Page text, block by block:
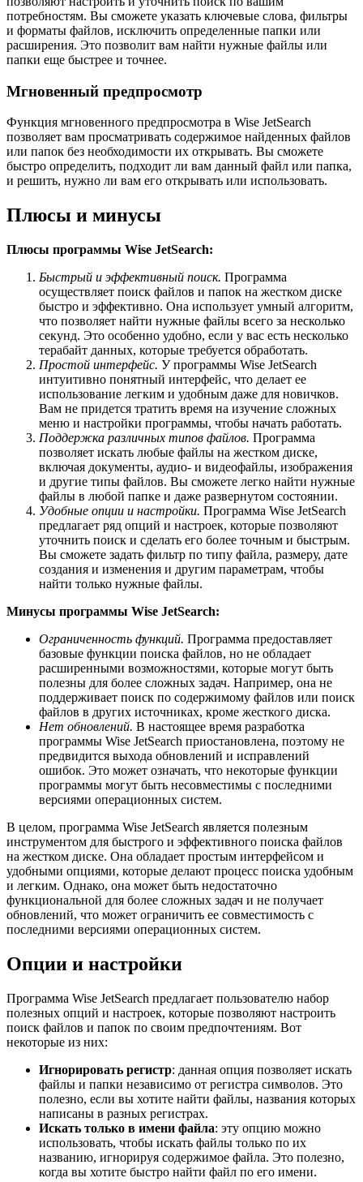
потребностям. Вы сможете указать ключевые слова, фильтры
и форматы файлов, исключить определенные папки или
расширения. Это позволит вам найти нужные файлы или
папки еще быстрее и точнее.
Мгновенный предпросмотр
Функция мгновенного предпросмотра в Wise JetSearch
позволяет вам просматривать содержимое найденных файлов
или папок без необходимости их открывать. Вы сможете
быстро определить, подходит ли вам данный файл или папка,
и решить, нужно ли вам его открывать или использовать.
Плюсы и минусы
Плюсы программы Wise JetSearch:
Быстрый и эффективный поиск. Программа
осуществляет поиск файлов и папок на жестком диске
быстро и эффективно. Она использует умный алгоритм,
что позволяет найти нужные файлы всего за несколько
секунд. Это особенно удобно, если у вас есть несколько
терабайт данных, которые требуется обработать.
Простой интерфейс. У программы Wise JetSearch
интуитивно понятный интерфейс, что делает ее
использование легким и удобным даже для новичков.
Вам не придется тратить время на изучение сложных
меню и настройки программы, чтобы начать работать.
Поддержка различных типов файлов. Программа
позволяет искать любые файлы на жестком диске,
включая документы, аудио- и видеофайлы, изображения
и другие типы файлов. Вы сможете легко найти нужные
файлы в любой папке и даже развернутом состоянии.
Удобные опции и настройки. Программа Wise JetSearch
предлагает ряд опций и настроек, которые позволяют
уточнить поиск и сделать его более точным и быстрым.
Вы сможете задать фильтр по типу файла, размеру, дате
создания и изменения и другим параметрам, чтобы
найти только нужные файлы.
Минусы программы Wise JetSearch:
Ограниченность функций. Программа предоставляет
базовые функции поиска файлов, но не обладает
расширенными возможностями, которые могут быть
полезны для более сложных задач. Например, она не
поддерживает поиск по содержимому файлов или поиск
файлов в других источниках, кроме жесткого диска.
Нет обновлений. В настоящее время разработка
программы Wise JetSearch приостановлена, поэтому не
предвидится выхода обновлений и исправлений
ошибок. Это может означать, что некоторые функции
программы могут быть несовместимы с последними
версиями операционных систем.
В целом, программа Wise JetSearch является полезным
инструментом для быстрого и эффективного поиска файлов
на жестком диске. Она обладает простым интерфейсом и
удобными опциями, которые делают процесс поиска удобным
и легким. Однако, она может быть недостаточно
функциональной для более сложных задач и не получает
обновлений, что может ограничить ее совместимость с
последними версиями операционных систем.
Опции и настройки
Программа Wise JetSearch предлагает пользователю набор
полезных опций и настроек, которые позволяют настроить
поиск файлов и папок по своим предпочтениям. Вот
некоторые из них:
Игнорировать регистр: данная опция позволяет искать
файлы и папки независимо от регистра символов. Это
полезно, если вы хотите найти файлы, названия которых
написаны в разных регистрах.
Искать только в имени файла: эту опцию можно
использовать, чтобы искать файлы только по их
названию, игнорируя содержимое файла. Это полезно,
когда вы хотите быстро найти файл по его имени.